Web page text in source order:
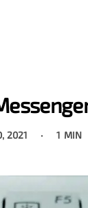
2021 1 MIN